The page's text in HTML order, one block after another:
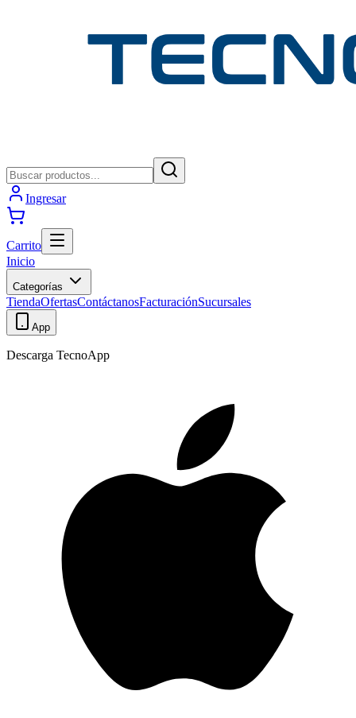
Ingresar
Carrito
Inicio
Categorías
TiendaOfertasContáctanosFacturaciónSucursales
App
Descarga TecnoApp